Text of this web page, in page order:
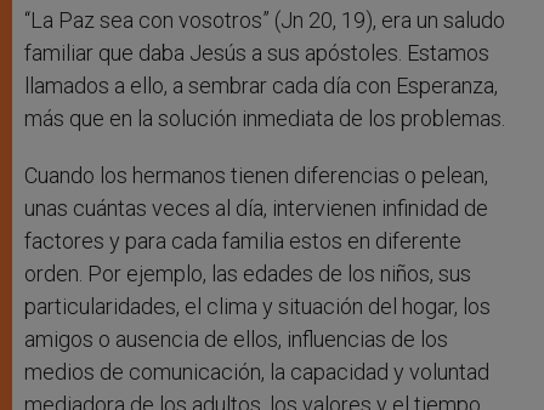
“La Paz sea con vosotros” (Jn 20, 19), era un saludo
familiar que daba Jesús a sus apóstoles. Estamos
llamados a ello, a sembrar cada día con Esperanza,
más que en la solución inmediata de los problemas.
Cuando los hermanos tienen diferencias o pelean,
unas cuántas veces al día, intervienen infinidad de
factores y para cada familia estos en diferente
orden. Por ejemplo, las edades de los niños, sus
particularidades, el clima y situación del hogar, los
amigos o ausencia de ellos, influencias de los
medios de comunicación, la capacidad y voluntad
mediadora de los adultos, los valores y el tiempo.